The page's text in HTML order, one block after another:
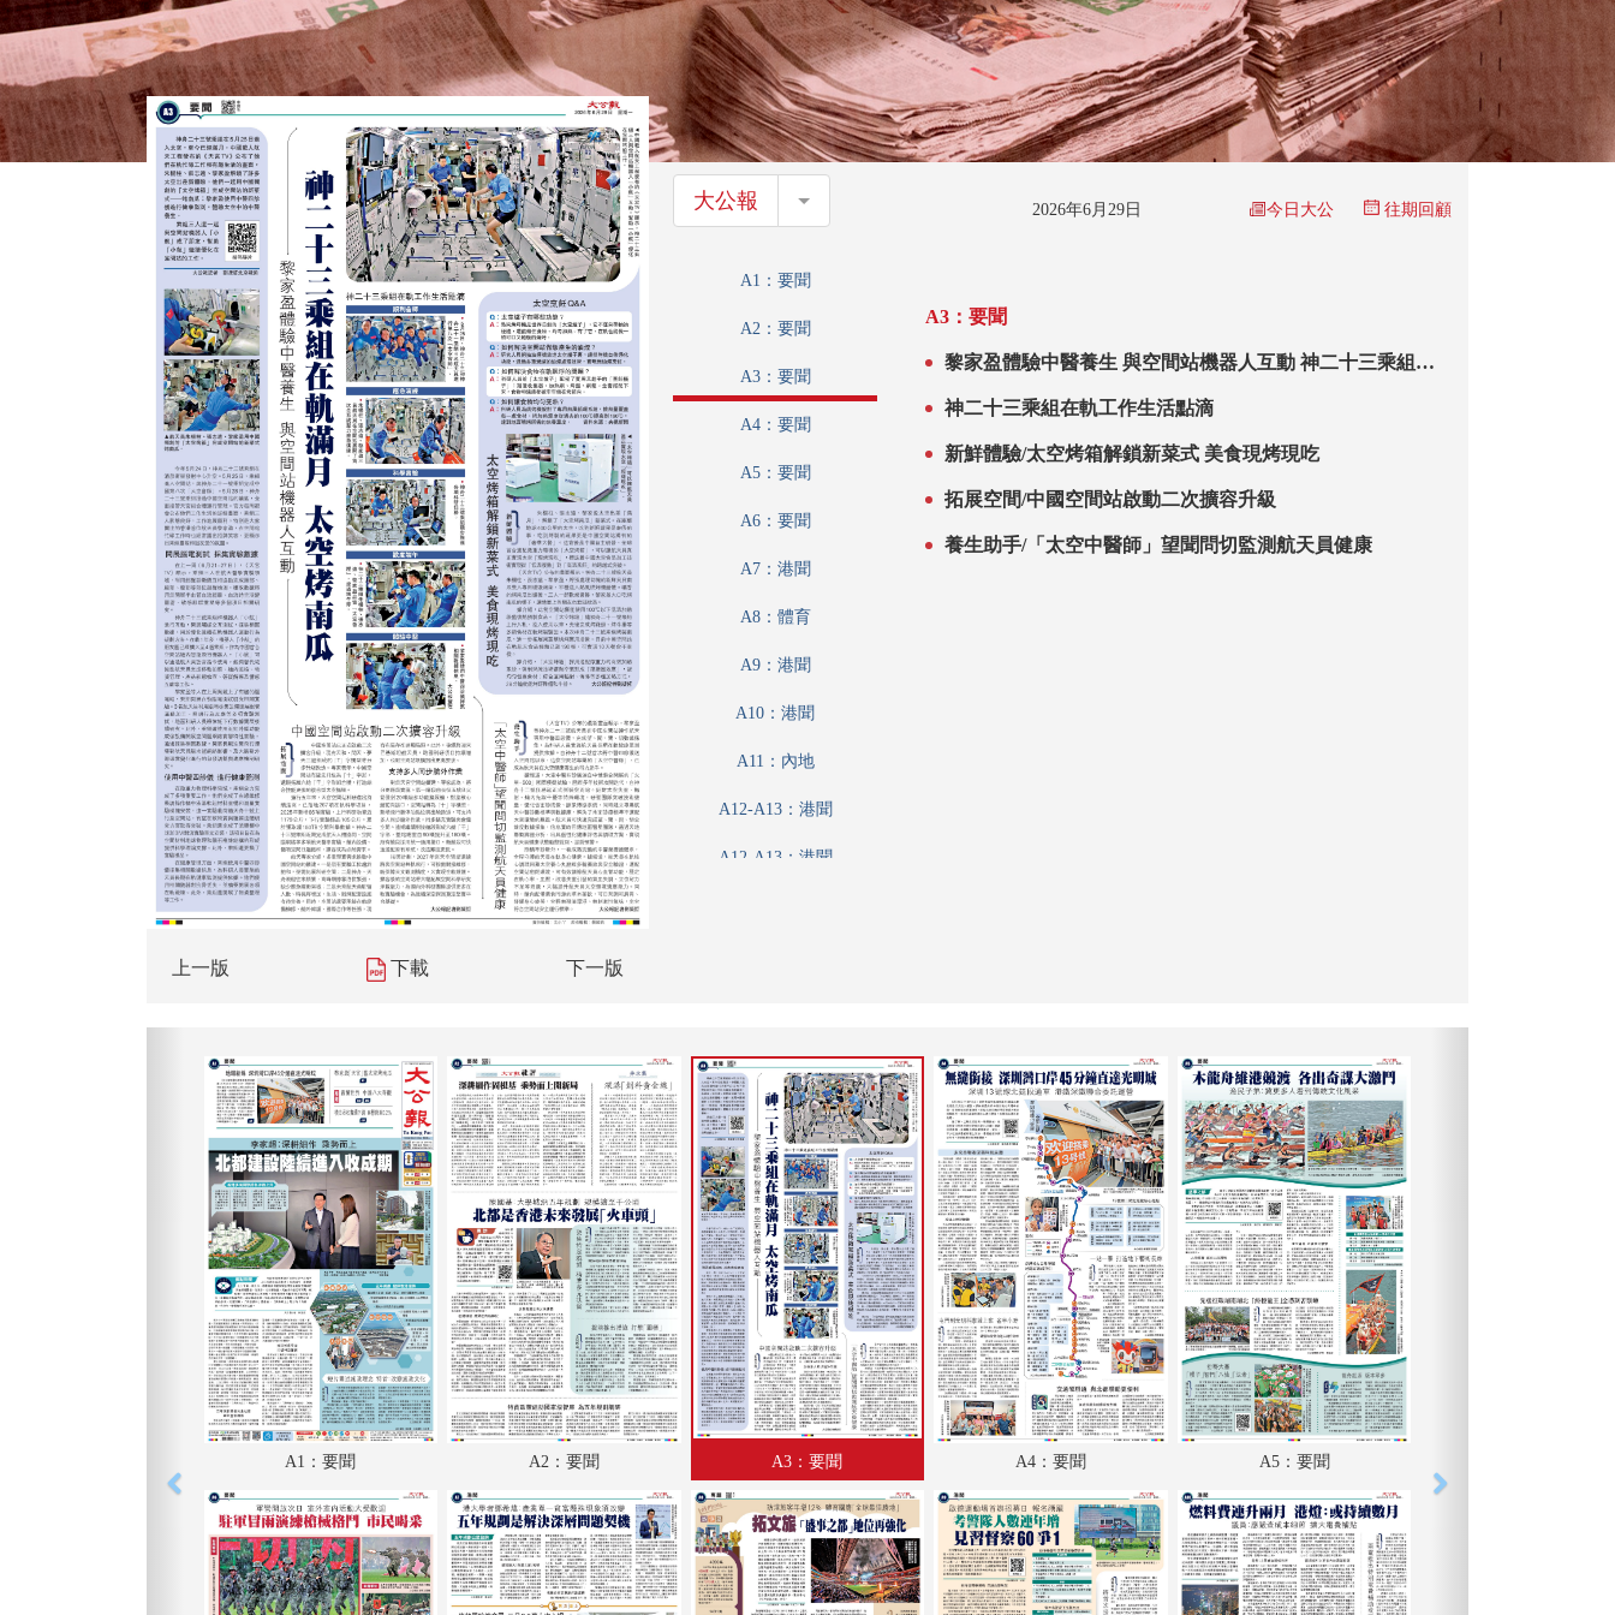
上一版 下載 下一版
大公報 大公報 2026年6月29日 今日大公 往期回顧
A1：要聞
A2：要聞
A3：要聞
A4：要聞
A5：要聞
A6：要聞
A7：港聞
A8：體育
A9：港聞
A10：港聞
A11：內地
A12-A13：港聞
A12-A13：港聞
A18：經濟
A19：經濟
A20：教育
A21：體育
A22：體育
A23：國際
A24：國際
B1：經濟
B2：大公園
B3：小公園
B4：經濟
A3：要聞
黎家盈體驗中醫養生 與空間站機器人互動 神二十三乘組在
神二十三乘組在軌工作生活點滴
新鮮體驗/太空烤箱解鎖新菜式 美食現烤現吃
拓展空間/中國空間站啟動二次擴容升級
養生助手/「太空中醫師」望聞問切監測航天員健康
A1：要聞 A2：要聞 A3：要聞 A4：要聞 A5：要聞